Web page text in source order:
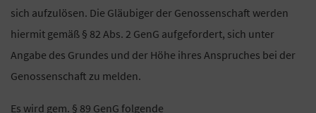
sich aufzulösen. Die Gläubiger der Genossenschaft werden
hiermit gemäß § 82 Abs. 2 GenG aufgefordert, sich unter
Angabe des Grundes und der Höhe ihres Anspruches bei der
Genossenschaft zu melden.
Es wird gem. § 89 GenG folgende